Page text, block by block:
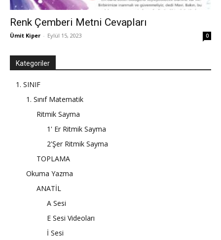
Renk Çemberi Metni Cevapları
Ümit Kiper - Eylül 15, 2023 0
Kategoriler
1. SINIF
1. Sınıf Matematik
Ritmik Sayma
1' Er Ritmik Sayma
2'Şer Ritmik Sayma
TOPLAMA
Okuma Yazma
ANATİL
A Sesi
E Sesi Videoları
İ Sesi